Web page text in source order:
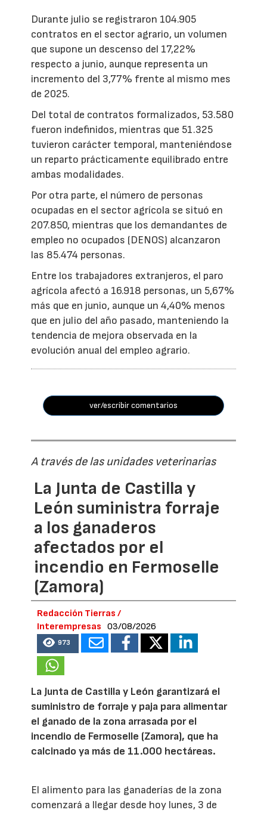
Durante julio se registraron 104.905
contratos en el sector agrario, un volumen
que supone un descenso del 17,22%
respecto a junio, aunque representa un
incremento del 3,77% frente al mismo mes
de 2025.
Del total de contratos formalizados, 53.580
fueron indefinidos, mientras que 51.325
tuvieron carácter temporal, manteniéndose
un reparto prácticamente equilibrado entre
ambas modalidades.
Por otra parte, el número de personas
ocupadas en el sector agrícola se situó en
207.850, mientras que los demandantes de
empleo no ocupados (DENOS) alcanzaron
las 85.474 personas.
Entre los trabajadores extranjeros, el paro
agrícola afectó a 16.918 personas, un 5,67%
más que en junio, aunque un 4,40% menos
que en julio del año pasado, manteniendo la
tendencia de mejora observada en la
evolución anual del empleo agrario.
ver/escribir comentarios
A través de las unidades veterinarias
La Junta de Castilla y
León suministra forraje
a los ganaderos
afectados por el
incendio en Fermoselle
(Zamora)
Redacción Tierras /
Interempresas
03/08/2026
973
La Junta de Castilla y León garantizará el
suministro de forraje y paja para alimentar
el ganado de la zona arrasada por el
incendio de Fermoselle (Zamora), que ha
calcinado ya más de 11.000 hectáreas.
El alimento para las ganaderías de la zona
comenzará a llegar desde hoy lunes, 3 de